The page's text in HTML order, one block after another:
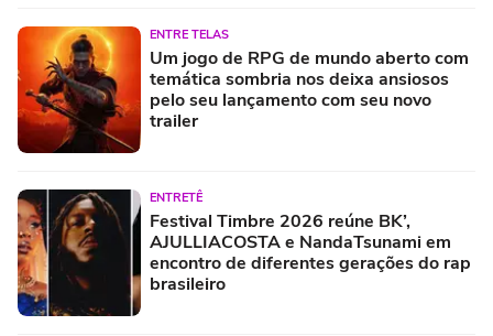
ENTRE TELAS
Um jogo de RPG de mundo aberto com
temática sombria nos deixa ansiosos
pelo seu lançamento com seu novo
trailer
ENTRETÊ
Festival Timbre 2026 reúne BK’,
AJULLIACOSTA e NandaTsunami em
encontro de diferentes gerações do rap
brasileiro